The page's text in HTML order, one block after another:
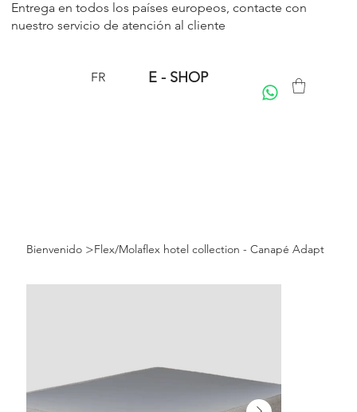
Entrega en todos los países europeos, contacte con
nuestro servicio de atención al cliente
E - SHOP
FR
Bienvenido >Flex/Molaflex hotel collection - Canapé Adapt